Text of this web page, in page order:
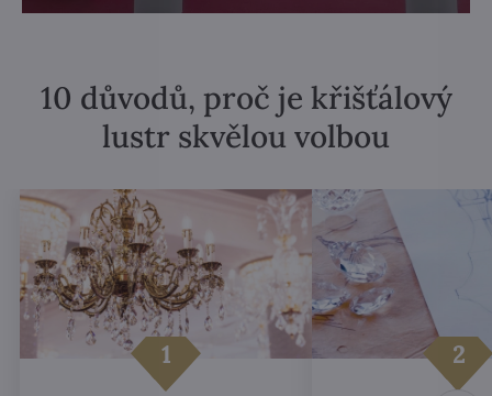
10 důvodů, proč je křišťálový
lustr skvělou volbou